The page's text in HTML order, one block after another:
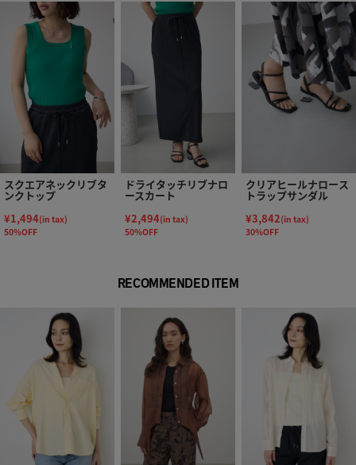
スクエアネックリブタ
ンクトップ
¥1,494(in tax)
50%OFF
ドライタッチリブナロ
ースカート
¥2,494(in tax)
50%OFF
クリアヒールナロース
トラップサンダル
¥3,842(in tax)
30%OFF
RECOMMENDED ITEM